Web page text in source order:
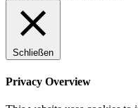
Schließen
Privacy Overview